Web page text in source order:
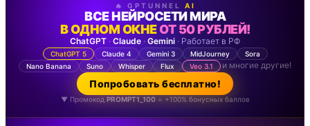
🔥 GPTUNNEL AI
ВСЕ НЕЙРОСЕТИ МИРА
В ОДНОМ ОКНЕОТ 50 РУБЛЕЙ!
ChatGPT · Claude · Gemini · Работает в РФ
ChatGPT 5 Claude 4 Gemini 3 MidJourney
Sora
Nano Banana
Suno Whisper Flux Veo 3.1 и многие другие!
Попробовать бесплатно!
▼ Промокод PROMPT1_100= +100% бонусных баллов